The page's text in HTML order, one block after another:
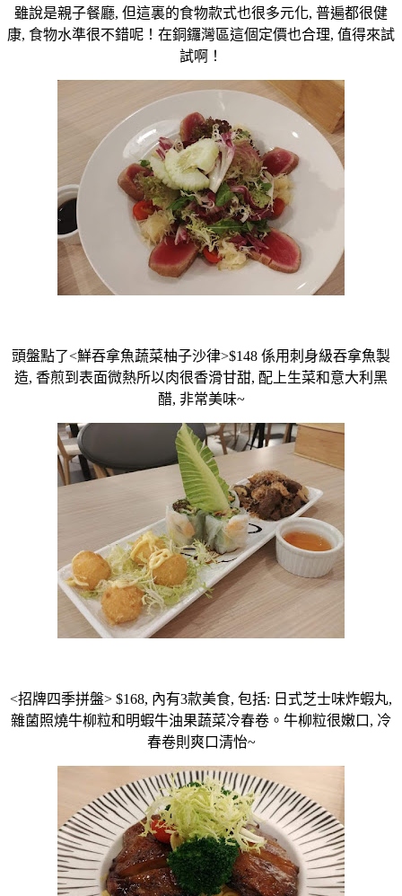
雖說是親子餐廳, 但這裏的食物款式也很多元化, 普遍都很健
康, 食物水準很不錯呢！在銅鑼灣區這個定價也合理, 值得來試
試啊！
頭盤點了<鮮吞拿魚蔬菜柚子沙律>$148 係用刺身級吞拿魚製
造, 香煎到表面微熱所以肉很香滑甘甜, 配上生菜和意大利黑
醋, 非常美味~
<招牌四季拼盤> $168, 內有3款美食, 包括: 日式芝士味炸蝦丸,
雜菌照燒牛柳粒和明蝦牛油果蔬菜冷春卷。牛柳粒很嫩口, 冷
春卷則爽口清怡~